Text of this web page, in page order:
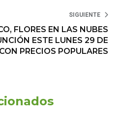
SIGUIENTE
FLORES EN LAS NUBES
ESTE LUNES 29 DE
PRECIOS POPULARES